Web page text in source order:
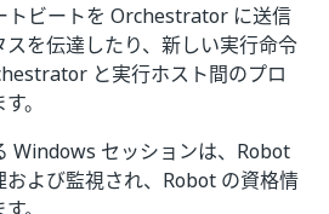
トビートを Orchestrator に送信
スを伝達したり、新しい実行命令
と実行ホスト間のプロ
。
Windows セッションは、Robot
よび監視され、Robot の資格情